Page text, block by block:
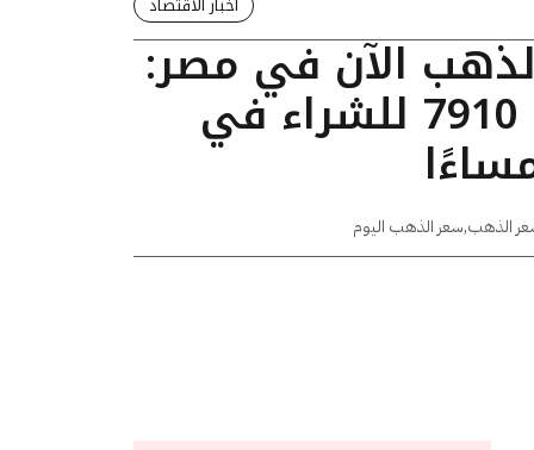
الآن في مصر:
عيار 24 يسجل 7910 للشراء في
الذهب,سعر الذهب اليوم